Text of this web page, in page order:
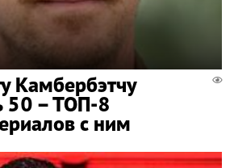
Камбербэтчу
50 – ТОП-8
с ним